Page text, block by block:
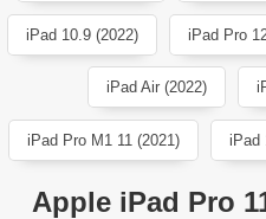
iPad 10.9 (2022) iPad Pro
iPad Air (2022)
iPad Pro M1 11 (2021) iPad
Apple iPad Pro